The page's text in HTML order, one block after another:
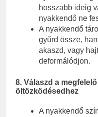
hosszabb ideig
nyakkendő ne
A nyakkendő
gyűrd össze,
akaszd, vagy
deformálódjon.
8. Válaszd a
öltözködésedhez
A nyakkendő